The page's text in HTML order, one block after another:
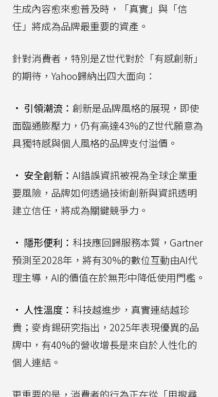
生成內容愈來愈普及時，「真實」與「信
任」將成為品牌最重要的資產。
針對消費者，特別是Z世代對於「有感創新」
的期待，Yahoo歸納出四大面向：
• 引領潮流： 創新是品牌風格的展現，即使
面臨通膨壓力，仍有高達43%的Z世代願意為
具獨特感與個人風格的品牌支付溢價。
• 安全創新： AI錯誤資訊被視為全球企業重
要風險，品牌如何透過技術創新與資訊透明
建立信任，將成為關鍵競爭力。
• 隱形便利： 科技應回歸服務本質，Gartner
預測至2028年，將有30%的數位互動由AI代
理主導，AI的價值在於無形中降低使用門檻。
• 人性溫度： 科技越進步，真實連結越珍
貴；麥肯錫研究指出，2025年表現優異的品
牌中，有40%的營收增長是來自於人性化的
個人連結。